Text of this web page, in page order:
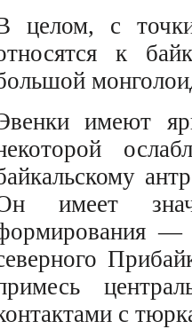
целом, с точки
к
имеют
имеет
—
с